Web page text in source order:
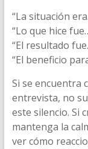
“La situación
“Lo que hice
“El resultado
“El beneficio
Si se encuentra
entrevista, no
este silencio. Si
mantenga la
ver cómo